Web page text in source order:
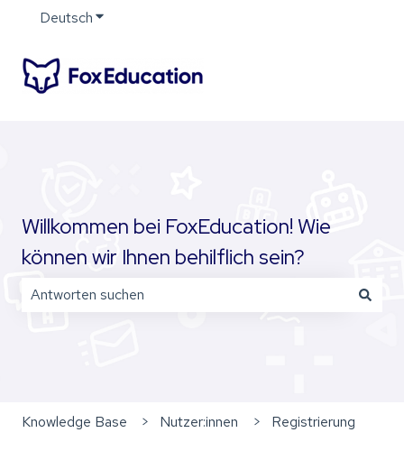
DeutschUntermenü für Übersetzungen anzeigen
Willkommen bei FoxEducation! Wie
können wir Ihnen behilflich sein?
Knowledge Base Nutzer:innen Registrierung